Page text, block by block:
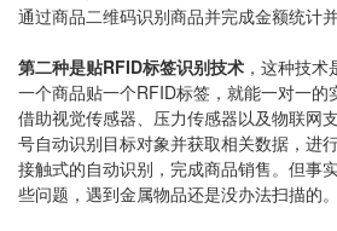
通过商品二维码识别商品并完成金额统计并
第二种是贴RFID标签识别技术 ，这种技
一个商品贴一个RFID标签，就能一对一的
借助视觉传感器、压力传感器以及物联网
号自动识别目标对象并获取相关数据，进
接触式的自动识别，完成商品销售。但事
些问题，遇到金属物品还是没办法扫描的。